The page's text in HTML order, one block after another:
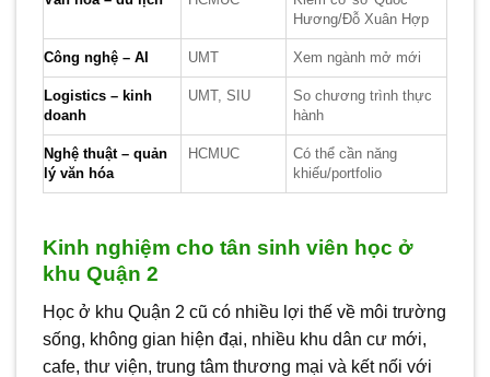
Hương/Đỗ Xuân Hợp
Công nghệ – AI UMT Xem ngành mở mới
Logistics – kinh
doanh
UMT, SIU
So chương trình thực
hành
Nghệ thuật – quản
lý văn hóa
HCMUC
Có thể cần năng
khiếu/portfolio
Kinh nghiệm cho tân sinh viên học ở
khu Quận 2
Học ở khu Quận 2 cũ có nhiều lợi thế về môi trường
sống, không gian hiện đại, nhiều khu dân cư mới,
cafe, thư viện, trung tâm thương mại và kết nối với